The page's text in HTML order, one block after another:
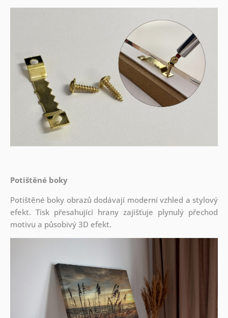
Potištěné boky
Potištěné boky obrazů dodávají moderní vzhled a stylový
efekt. Tisk přesahující hrany zajišťuje plynulý přechod
motivu a působivý 3D efekt.